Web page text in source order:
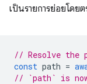
เป็นรายการย่อยโดย
// Resolve the
const path =
// `path` is